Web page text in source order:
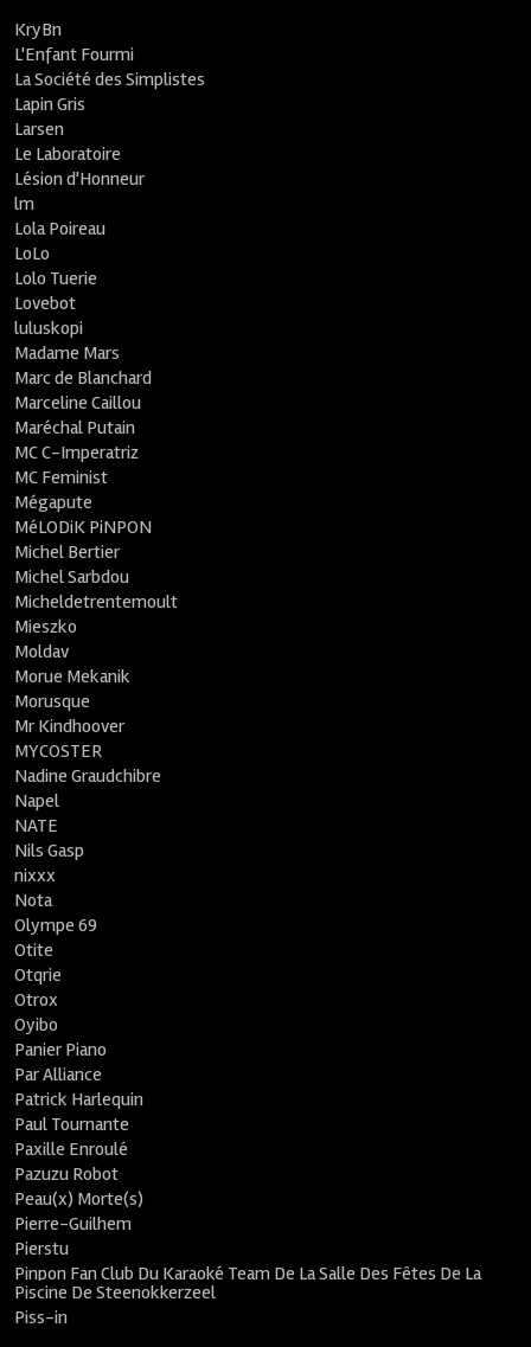
KryBn
L'Enfant Fourmi
La Société des Simplistes
Lapin Gris
Larsen
Le Laboratoire
Lésion d'Honneur
lm
Lola Poireau
LoLo
Lolo Tuerie
Lovebot
luluskopi
Madame Mars
Marc de Blanchard
Marceline Caillou
Maréchal Putain
MC C-Imperatriz
MC Feminist
Mégapute
MéLODiK PiNPON
Michel Bertier
Michel Sarbdou
Micheldetrentemoult
Mieszko
Moldav
Morue Mekanik
Morusque
Mr Kindhoover
MYCOSTER
Nadine Graudchibre
Napel
NATE
Nils Gasp
nixxx
Nota
Olympe 69
Otite
Otqrie
Otrox
Oyibo
Panier Piano
Par Alliance
Patrick Harlequin
Paul Tournante
Paxille Enroulé
Pazuzu Robot
Peau(x) Morte(s)
Pierre-Guilhem
Pierstu
Pinpon Fan Club Du Karaoké Team De La Salle Des Fêtes De La
Piscine De Steenokkerzeel
Piss-in